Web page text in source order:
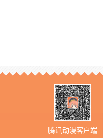
腾讯动漫客户端